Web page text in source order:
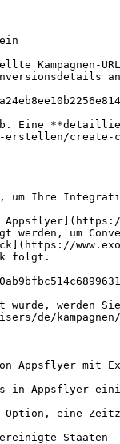
ab. Eine
erstellen/create-
um Ihre
werden, um
folgt.
wurde, werden
de/
Appsflyer mit
es in Appsflyer
eine
Staaten